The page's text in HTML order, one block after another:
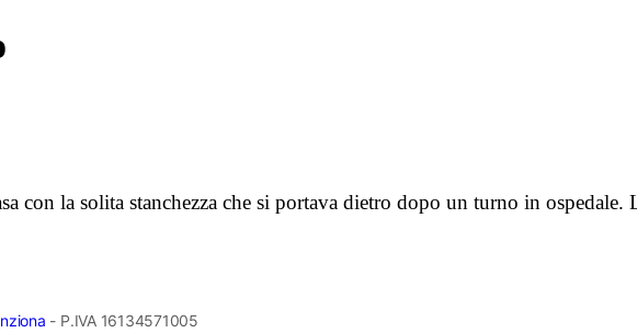
con la solita stanchezza che si portava dietro dopo un turno in
- P.IVA 16134571005